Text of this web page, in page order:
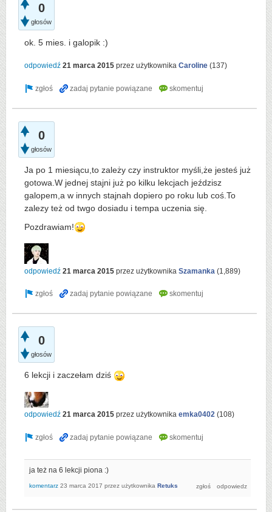
0
głosów
ok. 5 mies. i galopik :)
odpowiedź 21 marca 2015 przez użytkownika Caroline (137)
0
głosów
Ja po 1 miesiącu,to zależy czy instruktor myśli,że jesteś już
gotowa.W jednej stajni już po kilku lekcjach jeździsz
galopem,a w innych stajnah dopiero po roku lub coś.To
zalezy też od twgo dosiadu i tempa uczenia się.
Pozdrawiam!
odpowiedź 21 marca 2015 przez użytkownika Szamanka (1,889)
0
głosów
6 lekcji i zaczełam dziś
odpowiedź 21 marca 2015 przez użytkownika emka0402 (108)
ja też na 6 lekcji piona :)
komentarz 23 marca 2017 przez użytkownika Retuks